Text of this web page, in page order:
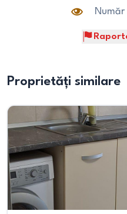
Proprietăți similare